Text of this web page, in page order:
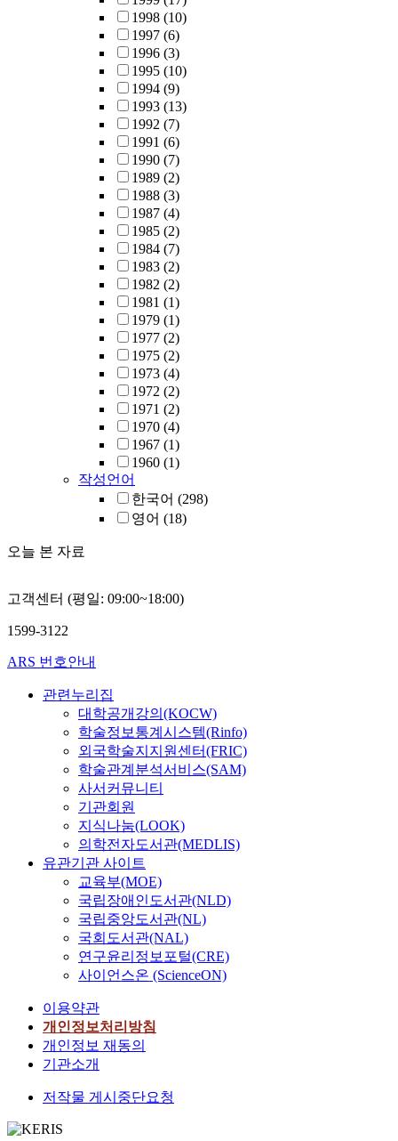
1998 (10)
1997 (6)
1996 (3)
1995 (10)
1994 (9)
1993 (13)
1992 (7)
1991 (6)
1990 (7)
1989 (2)
1988 (3)
1987 (4)
1985 (2)
1984 (7)
1983 (2)
1982 (2)
1981 (1)
1979 (1)
1977 (2)
1975 (2)
1973 (4)
1972 (2)
1971 (2)
1970 (4)
1967 (1)
1960 (1)
작성언어
한국어 (298)
영어 (18)
오늘 본 자료
고객센터 (평일: 09:00~18:00)
1599-3122
ARS 번호안내
관련누리집
대학공개강의(KOCW)
학술정보통계시스템(Rinfo)
외국학술지지원센터(FRIC)
학술관계분석서비스(SAM)
사서커뮤니티
기관회원
지식나눔(LOOK)
의학전자도서관(MEDLIS)
유관기관 사이트
교육부(MOE)
국립장애인도서관(NLD)
국립중앙도서관(NL)
국회도서관(NAL)
연구윤리정보포털(CRE)
사이언스온 (ScienceON)
이용약관
개인정보처리방침
개인정보 재동의
기관소개
저작물 게시중단요청